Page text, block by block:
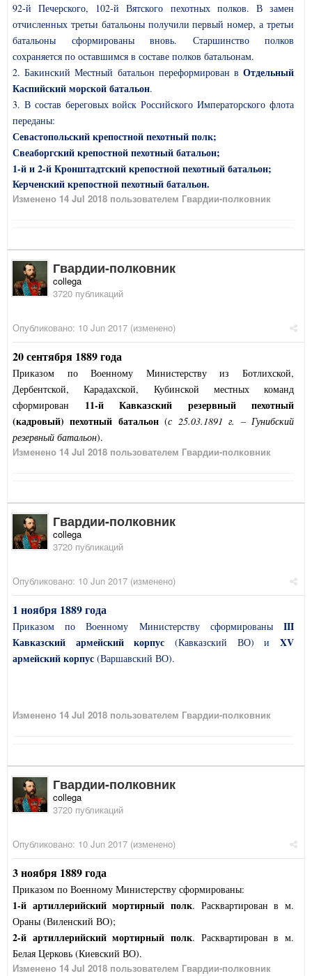
92-й Печерского, 102-й Вятского пехотных полков. В замен
отчисленных третьи батальоны получили первый номер, а третьи
батальоны сформированы вновь. Старшинство полков
сохраняется по оставшимся в составе полков батальонам.
2. Бакинский Местный батальон переформирован в Отдельный
Каспийский морской батальон.
3. В состав береговых войск Российского Императорского флота
переданы:
Севастопольский крепостной пехотный полк;
Свеаборгский крепостной пехотный батальон;
1-й и 2-й Кронштадтский крепостной пехотный батальон;
Керченский крепостной пехотный батальон.
Изменено 14 Jul 2018 пользователем Гвардии-полковник
Гвардии-полковник
collega
3720 публикаций
Опубликовано: 10 Jun 2017 (изменено)
20 сентября 1889 года
Приказом по Военному Министерству из Ботлихской,
Дербентской, Карадахской, Кубинской местных команд
сформирован 11-й Кавказский резервный пехотный
(кадровый) пехотный батальон(с 25.03.1891 г. – Гунибский
резервный батальон).
Изменено 14 Jul 2018 пользователем Гвардии-полковник
Гвардии-полковник
collega
3720 публикаций
Опубликовано: 10 Jun 2017 (изменено)
1 ноября 1889 года
Приказом по Военному Министерству сформированы III
Кавказский армейский корпус (Кавказский ВО) иXV
армейский корпус (Варшавский ВО).
Изменено 14 Jul 2018 пользователем Гвардии-полковник
Гвардии-полковник
collega
3720 публикаций
Опубликовано: 10 Jun 2017 (изменено)
3 ноября 1889 года
Приказом по Военному Министерству сформированы:
1-й артиллерийский мортирный полк. Расквартирован в м.
Ораны (Виленский ВО);
2-й артиллерийский мортирный полк. Расквартирован в м.
Белая Церковь (Киевский ВО).
Изменено 14 Jul 2018 пользователем Гвардии-полковник